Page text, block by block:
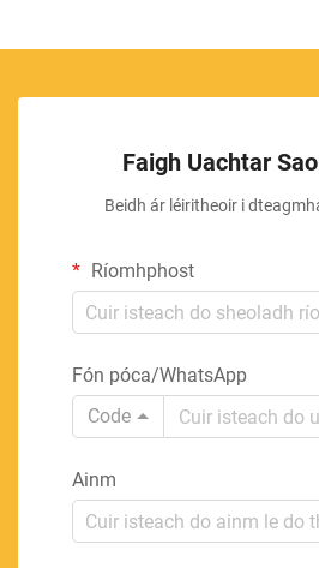
Faigh Uachtar
Beidh ár léiritheoir i
Ríomhphost
Fón póca/WhatsApp
Code
Ainm